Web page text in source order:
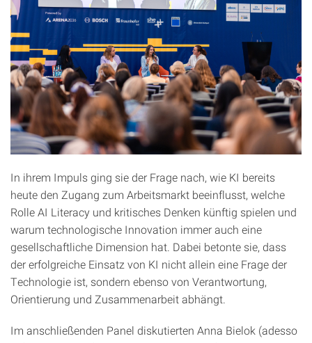
In ihrem Impuls ging sie der Frage nach, wie KI bereits
heute den Zugang zum Arbeitsmarkt beeinflusst, welche
Rolle AI Literacy und kritisches Denken künftig spielen und
warum technologische Innovation immer auch eine
gesellschaftliche Dimension hat. Dabei betonte sie, dass
der erfolgreiche Einsatz von KI nicht allein eine Frage der
Technologie ist, sondern ebenso von Verantwortung,
Orientierung und Zusammenarbeit abhängt.
Im anschließenden Panel diskutierten Anna Bielok (adesso